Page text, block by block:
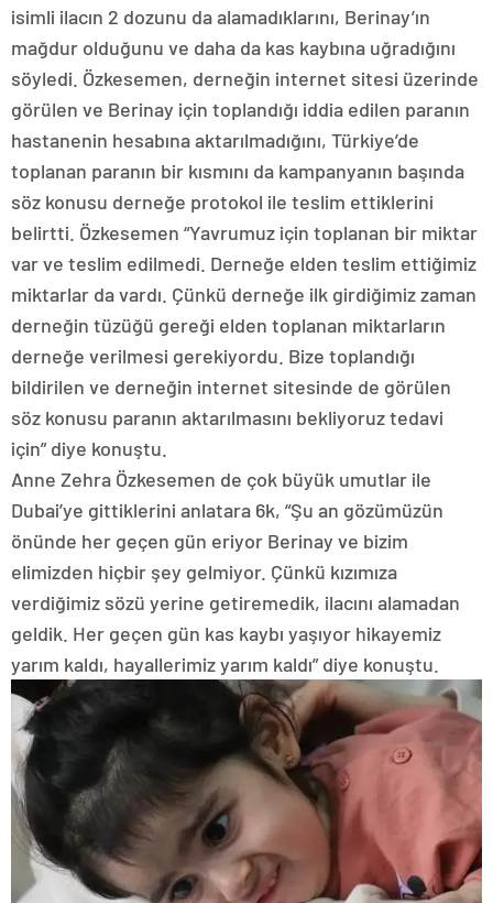
isimli ilacın 2 dozunu da alamadıklarını, Berinay’ın
mağdur olduğunu ve daha da kas kaybına uğradığını
söyledi. Özkesemen, derneğin internet sitesi üzerinde
görülen ve Berinay için toplandığı iddia edilen paranın
hastanenin hesabına aktarılmadığını, Türkiye’de
toplanan paranın bir kısmını da kampanyanın başında
söz konusu derneğe protokol ile teslim ettiklerini
belirtti. Özkesemen “Yavrumuz için toplanan bir miktar
var ve teslim edilmedi. Derneğe elden teslim ettiğimiz
miktarlar da vardı. Çünkü derneğe ilk girdiğimiz zaman
derneğin tüzüğü gereği elden toplanan miktarların
derneğe verilmesi gerekiyordu. Bize toplandığı
bildirilen ve derneğin internet sitesinde de görülen
söz konusu paranın aktarılmasını bekliyoruz tedavi
için” diye konuştu.
Anne Zehra Özkesemen de çok büyük umutlar ile
Dubai’ye gittiklerini anlatara 6k, “Şu an gözümüzün
önünde her geçen gün eriyor Berinay ve bizim
elimizden hiçbir şey gelmiyor. Çünkü kızımıza
verdiğimiz sözü yerine getiremedik, ilacını alamadan
geldik. Her geçen gün kas kaybı yaşıyor hikayemiz
yarım kaldı, hayallerimiz yarım kaldı” diye konuştu.